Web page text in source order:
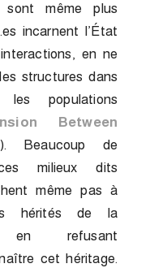
sont même plus
incarnent l’État
en ne
structures dans
les populations
Between
). Beaucoup de
milieux dits
même pas à
hérités de la
en refusant
cet héritage.